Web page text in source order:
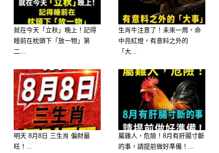
B. 鮮甜清爽的【蛤蜊冬瓜湯】
C. 料多實在的【酸辣湯】
D. 暖心清淡的【玉米蘿蔔排骨湯】
🔮 測驗結果分析：
就在今天「立秋」晚上！記得
睡前在枕頭下「放一物」第
二...
生肖牛注意了！未來一周，命
中亮紅燈，有意料之外的
「大...
明天 8月8日 三生肖 偏財最
旺！...
屬雞人，危險！8月有肝腸寸斷
的事，請提前做好準備！...